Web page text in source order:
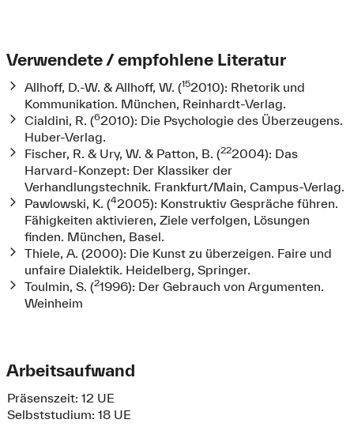
Verwendete / empfohlene Literatur
Allhoff, D.-W. & Allhoff, W. (152010): Rhetorik und
Kommunikation. München, Reinhardt-Verlag.
Cialdini, R. (62010): Die Psychologie des Überzeugens.
Huber-Verlag.
Fischer, R. & Ury, W. & Patton, B. (222004): Das
Harvard-Konzept: Der Klassiker der
Verhandlungstechnik. Frankfurt/Main, Campus-Verlag.
Pawlowski, K. (42005): Konstruktiv Gespräche führen.
Fähigkeiten aktivieren, Ziele verfolgen, Lösungen
finden. München, Basel.
Thiele, A. (2000): Die Kunst zu überzeigen. Faire und
unfaire Dialektik. Heidelberg, Springer.
Toulmin, S. (21996): Der Gebrauch von Argumenten.
Weinheim
Arbeitsaufwand
Präsenszeit: 12 UE
Selbststudium: 18 UE